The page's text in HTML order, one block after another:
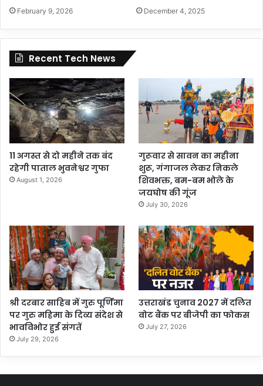
February 9, 2026 December 4, 2025
Recent Tech News
11 अगस्त से दो महीने तक बंद
रहेगी पाताल भुवनेश्वर गुफा
August 1, 2026
गुरूवार से सावन का महीना
शुरू, गंगाजल लेकर निकले
शिवभक्त, बम-बम भोले के
जयघोष की गूंज
July 30, 2026
श्री दरबार साहिब में गुरु पूर्णिमा
पर गुरु महिमा के दिव्य संदेश से
भावविभोर हुई संगतें
July 29, 2026
उत्तराखंड चुनाव 2027 में दलित
वोट बैंक पर बीजेपी का फोकस
July 27, 2026